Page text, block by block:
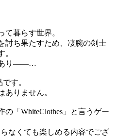
て暮らす世界。
討ち果たすため、凄腕の剣士
。
あり――…
す。
ありません。
「WhiteClothes」と言うゲー
なくても楽しめる内容でござ